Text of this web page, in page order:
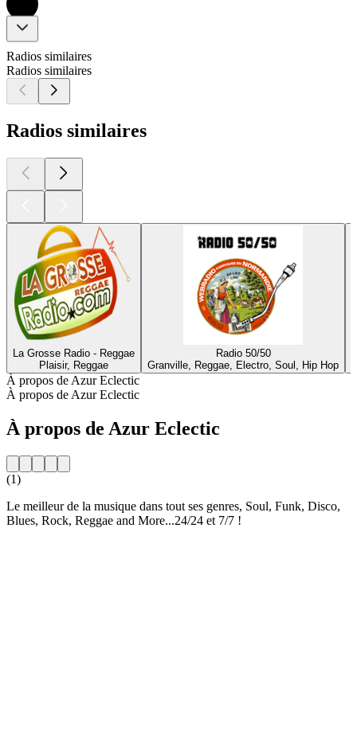
Radios similaires
Radios similaires
Radios similaires
La Grosse Radio - Reggae
Plaisir, Reggae
Radio 50/50
Granville, Reggae, Electro, Soul, Hip Hop
À propos de Azur Eclectic
À propos de Azur Eclectic
À propos de Azur Eclectic
(1)
Le meilleur de la musique dans tout ses genres, Soul, Funk, Disco,
Blues, Rock, Reggae and More...24/24 et 7/7 !